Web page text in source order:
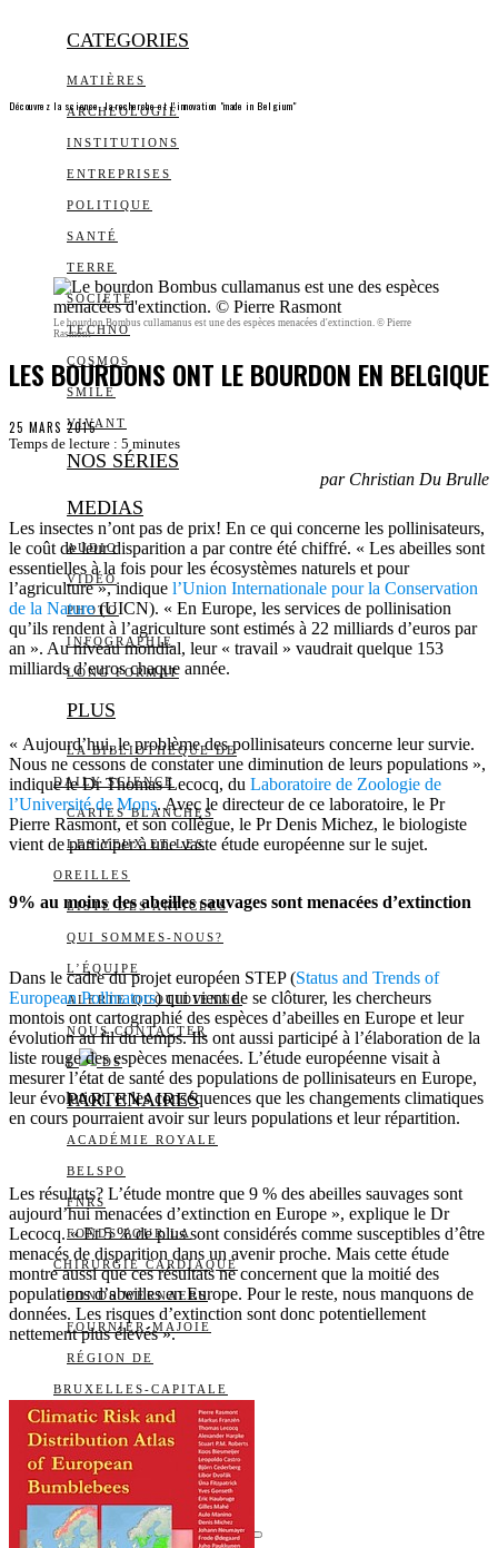
CATEGORIES
MATIÈRES
ARCHEOLOGIE
INSTITUTIONS
ENTREPRISES
POLITIQUE
SANTÉ
TERRE
SOCIÉTÉ
TECHNO
COSMOS
SMILE
VIVANT
NOS SÉRIES
MEDIAS
AUDIO
VIDÉO
PHOTO
INFOGRAPHIE
LONG FORMAT
PLUS
LA BIBLIOTHÈQUE DE
DAILY SCIENCE
CARTES BLANCHES
LES YEUX ET LES
OREILLES
LISTE DES ARTICLES
QUI SOMMES-NOUS?
L’ÉQUIPE
ALERTE QUOTIDIENNE
NOUS CONTACTER
I DS
PARTENAIRES
ACADÉMIE ROYALE
BELSPO
FNRS
FONDS POUR LA
CHIRURGIE CARDIAQUE
FONDS WERNAERS
FOURNIER-MAJOIE
RÉGION DE
BRUXELLES-CAPITALE
WALLONIE-BRUXELLES
INTERNATIONAL
WALLONIE
Découvrez la science, la recherche et l’innovation "made in Belgium"
Le bourdon Bombus cullamanus est une des espèces menacées d'extinction. © Pierre
Rasmont
LES BOURDONS ONT LE BOURDON EN BELGIQUE
25 MARS 2015
Temps de lecture : 5 minutes
par Christian Du Brulle
Les insectes n’ont pas de prix! En ce qui concerne les pollinisateurs,
le coût de leur disparition a par contre été chiffré. « Les abeilles sont
essentielles à la fois pour les écosystèmes naturels et pour
l’agriculture », indique l’Union Internationale pour la Conservation
de la Nature(UICN). « En Europe, les services de pollinisation
qu’ils rendent à l’agriculture sont estimés à 22 milliards d’euros par
an ». Au niveau mondial, leur « travail » vaudrait quelque 153
milliards d’euros chaque année.
« Aujourd’hui, le problème des pollinisateurs concerne leur survie.
Nous ne cessons de constater une diminution de leurs populations »,
indique le Dr Thomas Lecocq, du Laboratoire de Zoologie de
l’Université de Mons. Avec le directeur de ce laboratoire, le Pr
Pierre Rasmont, et son collègue, le Pr Denis Michez, le biologiste
vient de participer à une vaste étude européenne sur le sujet.
9% au moins des abeilles sauvages sont menacées d’extinction
Dans le cadre du projet européen STEP (Status and Trends of
European Pollinators) qui vient de se clôturer, les chercheurs
montois ont cartographié des espèces d’abeilles en Europe et leur
évolution au fil du temps. Ils ont aussi participé à l’élaboration de la
liste rouge des espèces menacées. L’étude européenne visait à
mesurer l’état de santé des populations de pollinisateurs en Europe,
leur évolution, et les conséquences que les changements climatiques
en cours pourraient avoir sur leurs populations et leur répartition.
Les résultats? L’étude montre que 9 % des abeilles sauvages sont
aujourd’hui menacées d’extinction en Europe », explique le Dr
Lecocq. « Et 5 % de plus sont considérés comme susceptibles d’être
menacés de disparition dans un avenir proche. Mais cette étude
montre aussi que ces résultats ne concernent que la moitié des
populations d’abeilles en Europe. Pour le reste, nous manquons de
données. Les risques d’extinction sont donc potentiellement
nettement plus élevés ».